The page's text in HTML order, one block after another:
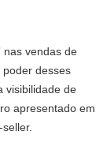
nas vendas de
desses
visibilidade de
apresentado em